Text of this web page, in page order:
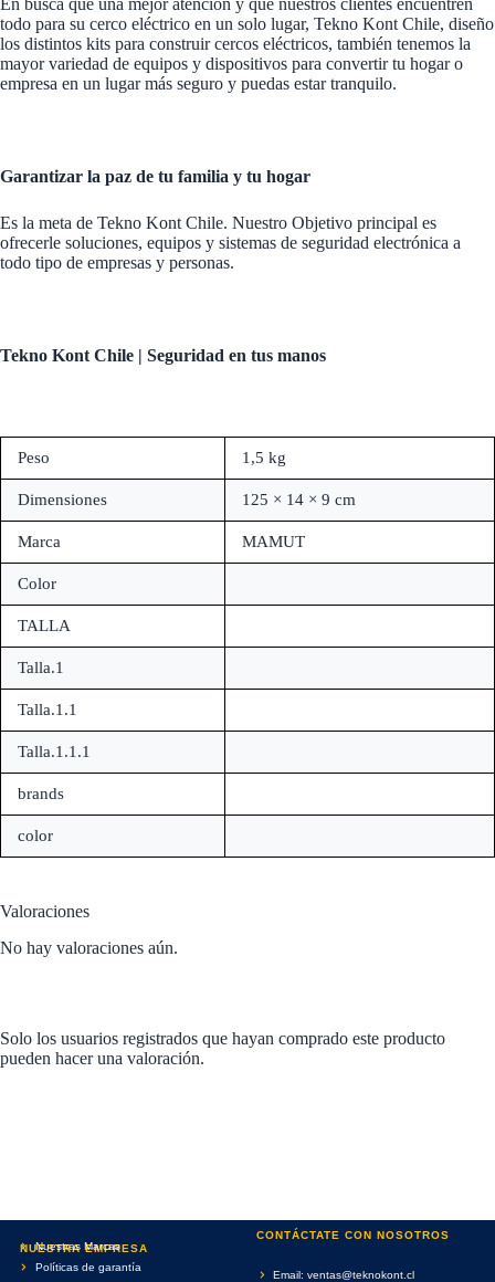
En busca que una mejor atención y que nuestros clientes encuentren
todo para su cerco eléctrico en un solo lugar, Tekno Kont Chile, diseño
los distintos kits para construir cercos eléctricos, también tenemos la
mayor variedad de equipos y dispositivos para convertir tu hogar o
empresa en un lugar más seguro y puedas estar tranquilo.
Garantizar la paz de tu familia y tu hogar
Es la meta de Tekno Kont Chile. Nuestro Objetivo principal es
ofrecerle soluciones, equipos y sistemas de seguridad electrónica a
todo tipo de empresas y personas.
Tekno Kont Chile | Seguridad en tus manos
Peso 1,5 kg
Dimensiones 125 × 14 × 9 cm
Marca MAMUT
Color
TALLA
Talla.1
Talla.1.1
Talla.1.1.1
brands
color
Valoraciones
No hay valoraciones aún.
Solo los usuarios registrados que hayan comprado este producto
pueden hacer una valoración.
NUESTRA EMPRESA
Nuestras Marcas
Políticas de garantía
CONTÁCTATE CON NOSOTROS
Email: ventas@teknokont.cl